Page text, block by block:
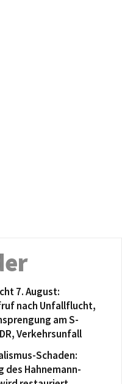
7. August:
nach Unfallflucht,
am S-
Verkehrsunfall
Schaden:
des Hahnemann-